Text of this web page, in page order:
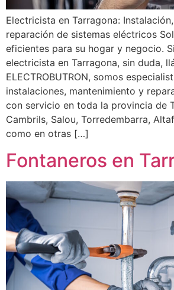
Electricista en Tarragona:
reparación de sistemas eléctricos
eficientes para su hogar y negocio.
electricista en Tarragona, sin duda,
ELECTROBUTRON, somos
instalaciones, mantenimiento y
con servicio en toda la provincia de
Cambrils, Salou, Torredembarra,
como en otras […]
Fontaneros en